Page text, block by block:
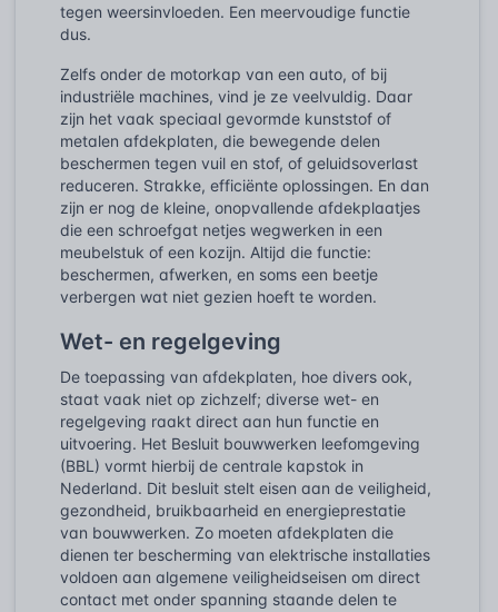
tegen weersinvloeden. Een meervoudige functie
dus.
Zelfs onder de motorkap van een auto, of bij
industriële machines, vind je ze veelvuldig. Daar
zijn het vaak speciaal gevormde kunststof of
metalen afdekplaten, die bewegende delen
beschermen tegen vuil en stof, of geluidsoverlast
reduceren. Strakke, efficiënte oplossingen. En dan
zijn er nog de kleine, onopvallende afdekplaatjes
die een schroefgat netjes wegwerken in een
meubelstuk of een kozijn. Altijd die functie:
beschermen, afwerken, en soms een beetje
verbergen wat niet gezien hoeft te worden.
Wet- en regelgeving
De toepassing van afdekplaten, hoe divers ook,
staat vaak niet op zichzelf; diverse wet- en
regelgeving raakt direct aan hun functie en
uitvoering. Het Besluit bouwwerken leefomgeving
(BBL) vormt hierbij de centrale kapstok in
Nederland. Dit besluit stelt eisen aan de veiligheid,
gezondheid, bruikbaarheid en energieprestatie
van bouwwerken. Zo moeten afdekplaten die
dienen ter bescherming van elektrische installaties
voldoen aan algemene veiligheidseisen om direct
contact met onder spanning staande delen te